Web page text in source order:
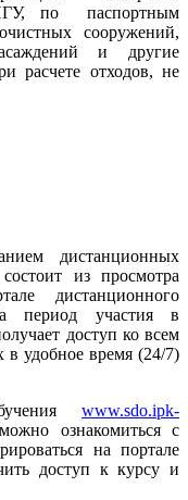
ПГУ, по паспортным
сооружений,
и другие
расчете отходов, не
дистанционных
из просмотра
дистанционного
период участия в
доступ ко всем
в удобное время (24/7)
www.sdo.ipk-
ознакомиться с
на портале
доступ к курсу и